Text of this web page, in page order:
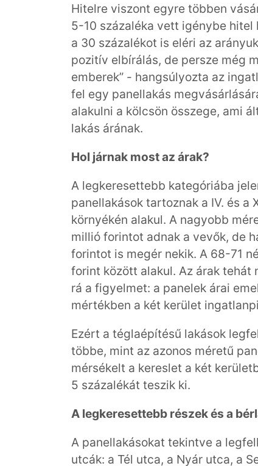
Hitelre viszont egyre többen
5-10 százaléka vett igénybe
a 30 százalékot is eléri az
pozitív elbírálás, de persze még
emberek” - hangsúlyozta az
fel egy panellakás
alakulni a kölcsön összege, ami
lakás árának.
Hol járnak most az árak?
A legkeresettebb kategóriába
panellakások tartoznak a IV. és a
környékén alakul. A nagyobb
millió forintot adnak a vevők, de
forintot is megér nekik. A 68-71
forint között alakul. Az árak tehát
rá a figyelmet: a panelek árai
mértékben a két kerület
Ezért a téglaépítésű lakások
többe, mint az azonos méretű
mérsékelt a kereslet a két
5 százalékát teszik ki.
A legkeresettebb részek és a
A panellakásokat tekintve a
utcák: a Tél utca, a Nyár utca, a